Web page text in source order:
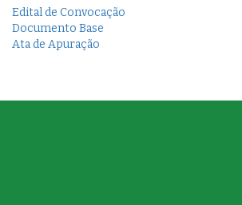
Edital de Convocação
Documento Base
Ata de Apuração